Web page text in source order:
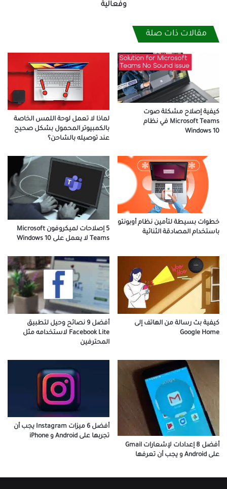
وفعالية
مقالات ذات صلة
كيفية إصلاح مشكلة صوت
Microsoft Teams في نظام
Windows 10
لماذا لا تعمل لوحة اللمس الخاصة
بالكمبيوتر المحمول بشكل صحيح
عند توصيله بالشاحن؟
خطوات بسيطة لتأمين نظام أوبونتو
باستخدام المصادقة الثنائية
5 إصلاحات لميكروفون Microsoft
Teams لا يعمل على Windows 10
كيفية بث رسالة من الهاتف إلى
Google Home
أفضل 9 نصائح وحيل لتطبيق
Facebook Lite لاستخدامه مثل
المحترفين
أفضل 8 إعدادات لإشعارات Gmail
على Android و يجب أن تعرفها
أفضل 6 ميزات Instagram يجب أن
تجربها على Android و iPhone